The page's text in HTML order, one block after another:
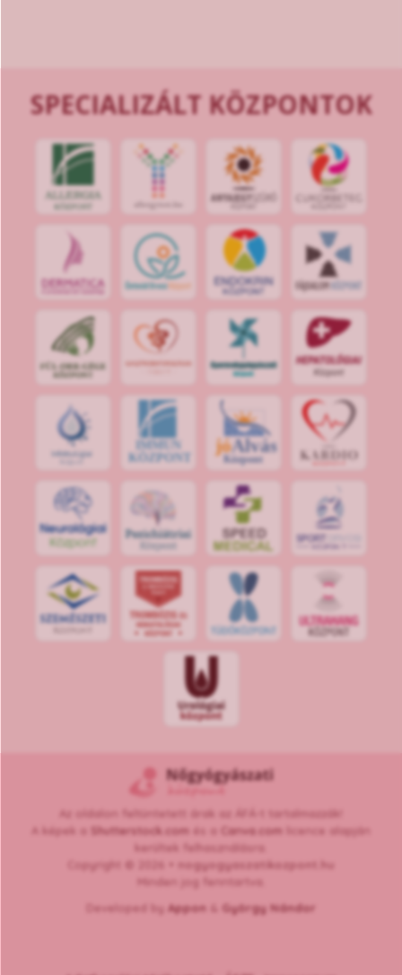
SPECIALIZÁLT KÖZPONTOK
IMMUN
KÖZPONT
jóAlvás
Központ
SPORT
ZPON
Az oldalon feltüntetett árak az ÁFÁ-t tartalmazzák!
A képek a
Shutterstock.com és a Canva.com licence alapján
kerültek felhasználásra.
Copyright © 2026 •
nogyogyaszatikozpont.hu
Minden jog fenntartva.
Developed by Appon György Nándor